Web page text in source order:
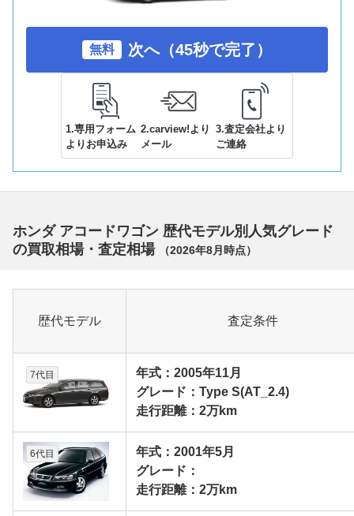
無料 次へ（45秒で完了）
1.専用フォーム
よりお申込み
2.carview!より
メール
3.査定会社より
ご連絡
ホンダ アコードワゴン 歴代モデル別人気グレード
の買取相場・査定相場
（2026年8月 時点）
歴代モデル 査定条件
7代目
年式：2005年11月
グレード：Type S(AT_2.4)
走行距離：2万km
6代目
年式：2001年5月
グレード：
走行距離：2万km